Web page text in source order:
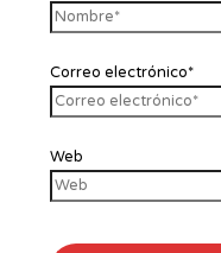
Correo electrónico*
Web